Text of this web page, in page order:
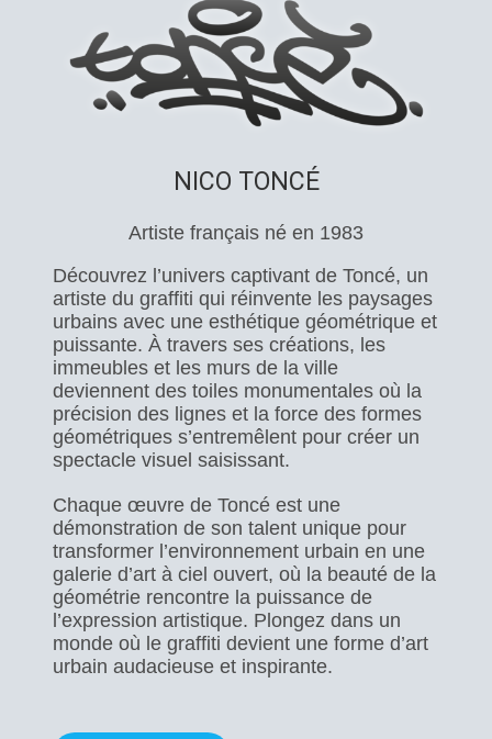
NICO TONCÉ
Artiste français né en 1983
Découvrez l’univers captivant de Toncé, un
artiste du graffiti qui réinvente les paysages
urbains avec une esthétique géométrique et
puissante. À travers ses créations, les
immeubles et les murs de la ville
deviennent des toiles monumentales où la
précision des lignes et la force des formes
géométriques s’entremêlent pour créer un
spectacle visuel saisissant.
Chaque œuvre de Toncé est une
démonstration de son talent unique pour
transformer l’environnement urbain en une
galerie d’art à ciel ouvert, où la beauté de la
géométrie rencontre la puissance de
l’expression artistique. Plongez dans un
monde où le graffiti devient une forme d’art
urbain audacieuse et inspirante.